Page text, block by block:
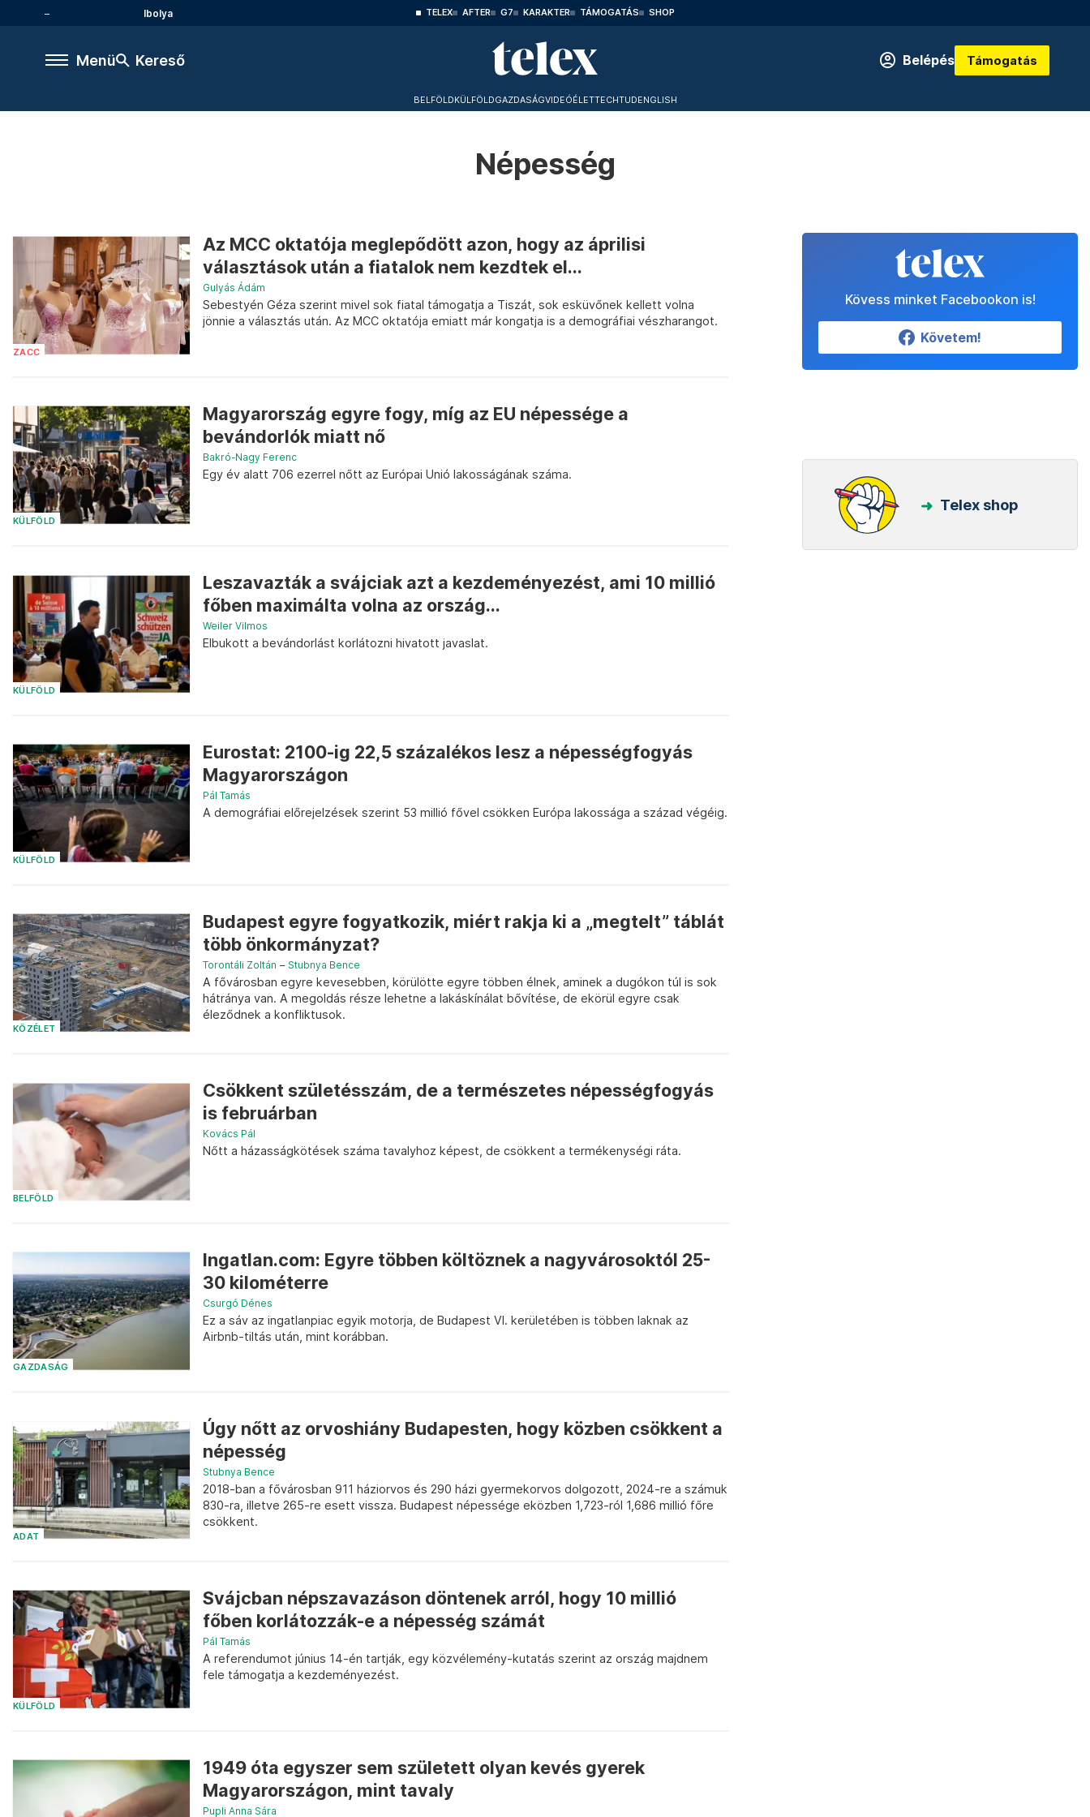
Ibolya TELEX AFTER G7 KARAKTER TÁMOGATÁS SHOP
Menü Kereső Belépés Támogatás
BELFÖLDKÜLFÖLDGAZDASÁGVIDEÓÉLETTECHTUDENGLISH
Népesség
ZACC
Az MCC oktatója meglepődött azon, hogy az áprilisi
választások után a fiatalok nem kezdtek el...
Gulyás Ádám
Sebestyén Géza szerint mivel sok fiatal támogatja a Tiszát, sok esküvőnek kellett volna
jönnie a választás után. Az MCC oktatója emiatt már kongatja is a demográfiai vészharangot.
KÜLFÖLD
Magyarország egyre fogy, míg az EU népessége a
bevándorlók miatt nő
Bakró-Nagy Ferenc
Egy év alatt 706 ezerrel nőtt az Európai Unió lakosságának száma.
KÜLFÖLD
Leszavazták a svájciak azt a kezdeményezést, ami 10 millió
főben maximálta volna az ország...
Weiler Vilmos
Elbukott a bevándorlást korlátozni hivatott javaslat.
KÜLFÖLD
Eurostat: 2100-ig 22,5 százalékos lesz a népességfogyás
Magyarországon
Pál Tamás
A demográfiai előrejelzések szerint 53 millió fővel csökken Európa lakossága a század végéig.
KÖZÉLET
Budapest egyre fogyatkozik, miért rakja ki a „megtelt” táblát
több önkormányzat?
Torontáli Zoltán – Stubnya Bence
A fővárosban egyre kevesebben, körülötte egyre többen élnek, aminek a dugókon túl is sok
hátránya van. A megoldás része lehetne a lakáskínálat bővítése, de ekörül egyre csak
éleződnek a konfliktusok.
BELFÖLD
Csökkent születésszám, de a természetes népességfogyás
is februárban
Kovács Pál
Nőtt a házasságkötések száma tavalyhoz képest, de csökkent a termékenységi ráta.
GAZDASÁG
Ingatlan.com: Egyre többen költöznek a nagyvárosoktól 25-
30 kilométerre
Csurgó Dénes
Ez a sáv az ingatlanpiac egyik motorja, de Budapest VI. kerületében is többen laknak az
Airbnb-tiltás után, mint korábban.
ADAT
Úgy nőtt az orvoshiány Budapesten, hogy közben csökkent a
népesség
Stubnya Bence
2018-ban a fővárosban 911 háziorvos és 290 házi gyermekorvos dolgozott, 2024-re a számuk
830-ra, illetve 265-re esett vissza. Budapest népessége eközben 1,723-ról 1,686 millió főre
csökkent.
KÜLFÖLD
Svájcban népszavazáson döntenek arról, hogy 10 millió
főben korlátozzák-e a népesség számát
Pál Tamás
A referendumot június 14-én tartják, egy közvélemény-kutatás szerint az ország majdnem
fele támogatja a kezdeményezést.
1949 óta egyszer sem született olyan kevés gyerek
Magyarországon, mint tavaly
Pupli Anna Sára
Kövess minket Facebookon is!
Követem!
Telex shop